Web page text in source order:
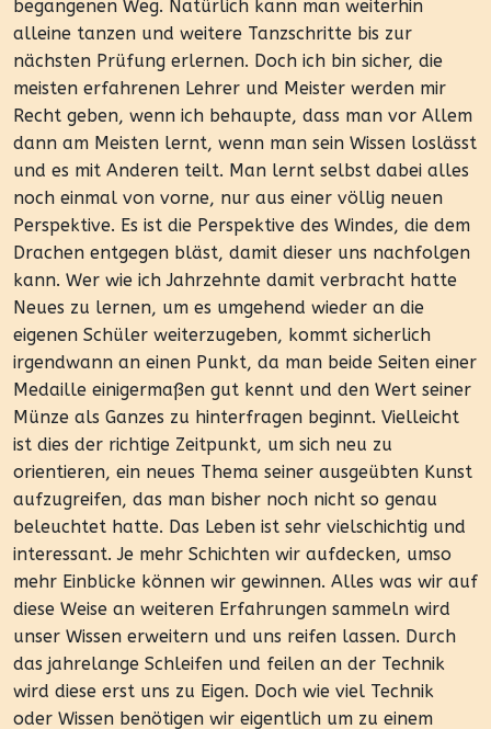
begangenen Weg. Natürlich kann man weiterhin
alleine tanzen und weitere Tanzschritte bis zur
nächsten Prüfung erlernen. Doch ich bin sicher, die
meisten erfahrenen Lehrer und Meister werden mir
Recht geben, wenn ich behaupte, dass man vor Allem
dann am Meisten lernt, wenn man sein Wissen loslässt
und es mit Anderen teilt. Man lernt selbst dabei alles
noch einmal von vorne, nur aus einer völlig neuen
Perspektive. Es ist die Perspektive des Windes, die dem
Drachen entgegen bläst, damit dieser uns nachfolgen
kann. Wer wie ich Jahrzehnte damit verbracht hatte
Neues zu lernen, um es umgehend wieder an die
eigenen Schüler weiterzugeben, kommt sicherlich
irgendwann an einen Punkt, da man beide Seiten einer
Medaille einigermaßen gut kennt und den Wert seiner
Münze als Ganzes zu hinterfragen beginnt. Vielleicht
ist dies der richtige Zeitpunkt, um sich neu zu
orientieren, ein neues Thema seiner ausgeübten Kunst
aufzugreifen, das man bisher noch nicht so genau
beleuchtet hatte. Das Leben ist sehr vielschichtig und
interessant. Je mehr Schichten wir aufdecken, umso
mehr Einblicke können wir gewinnen. Alles was wir auf
diese Weise an weiteren Erfahrungen sammeln wird
unser Wissen erweitern und uns reifen lassen. Durch
das jahrelange Schleifen und feilen an der Technik
wird diese erst uns zu Eigen. Doch wie viel Technik
oder Wissen benötigen wir eigentlich um zu einem